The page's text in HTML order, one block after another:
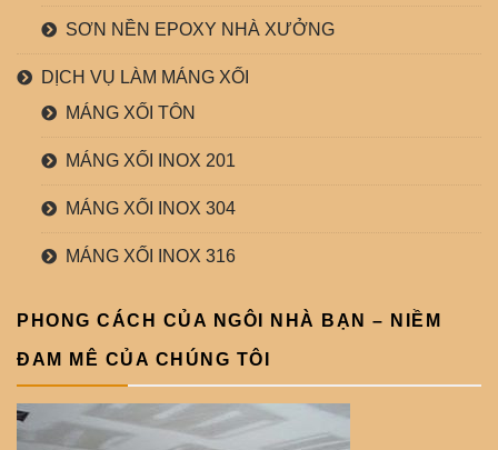
SƠN NỀN EPOXY NHÀ XƯỞNG
DỊCH VỤ LÀM MÁNG XỐI
MÁNG XỐI TÔN
MÁNG XỐI INOX 201
MÁNG XỐI INOX 304
MÁNG XỐI INOX 316
PHONG CÁCH CỦA NGÔI NHÀ BẠN – NIỀM
ĐAM MÊ CỦA CHÚNG TÔI